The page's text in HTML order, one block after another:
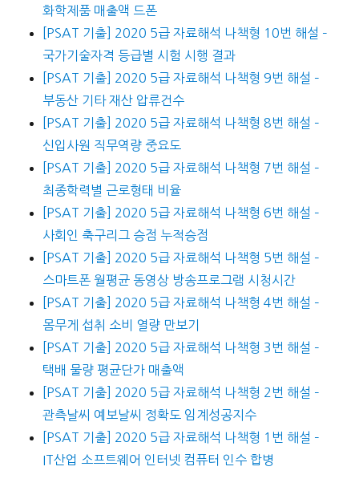
화학제품 매출액 드폰
[PSAT 기출] 2020 5급 자료해석 나책형 10번 해설 –
국가기술자격 등급별 시험 시행 결과
[PSAT 기출] 2020 5급 자료해석 나책형 9번 해설 –
부동산 기타 재산 압류건수
[PSAT 기출] 2020 5급 자료해석 나책형 8번 해설 –
신입사원 직무역량 중요도
[PSAT 기출] 2020 5급 자료해석 나책형 7번 해설 –
최종학력별 근로형태 비율
[PSAT 기출] 2020 5급 자료해석 나책형 6번 해설 –
사회인 축구리그 승점 누적승점
[PSAT 기출] 2020 5급 자료해석 나책형 5번 해설 –
스마트폰 월평균 동영상 방송프로그램 시청시간
[PSAT 기출] 2020 5급 자료해석 나책형 4번 해설 –
몸무게 섭취 소비 열량 만보기
[PSAT 기출] 2020 5급 자료해석 나책형 3번 해설 –
택배 물량 평균단가 매출액
[PSAT 기출] 2020 5급 자료해석 나책형 2번 해설 –
관측날씨 예보날씨 정확도 임계성공지수
[PSAT 기출] 2020 5급 자료해석 나책형 1번 해설 –
IT산업 소프트웨어 인터넷 컴퓨터 인수 합병